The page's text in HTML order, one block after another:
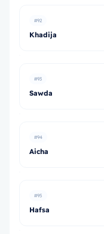
#92
Khadija
#93
Sawda
#94
Aicha
#95
Hafsa